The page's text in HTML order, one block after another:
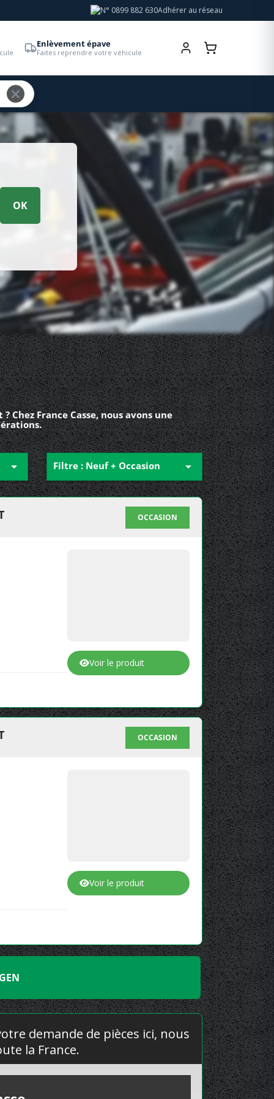
Adhérer au réseau
Enlèvement épave
Faites reprendre votre véhicule
OK
Chez France Casse, nous avons une
 Filtre : Neuf + Occasion 
OCCASION
Voir le produit
OCCASION
Voir le produit
demande de pièces ici, nous
la France.